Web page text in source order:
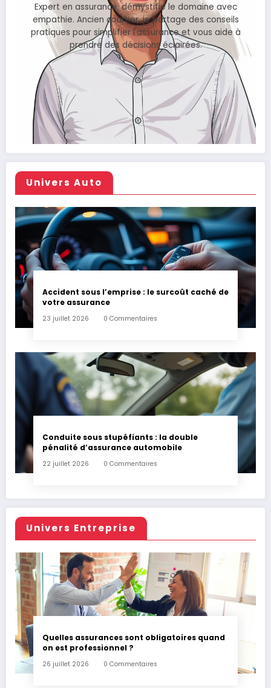
Expert en assurance, démystifie le domaine avec
empathie. Ancien courtier, je partage des conseils
pratiques pour simplifier l'assurance et vous aide à
prendre des décisions éclairées.
Univers Auto
Accident sous l’emprise : le surcoût caché de
votre assurance
23 juillet 2026 0 Commentaires
Conduite sous stupéfiants : la double
pénalité d’assurance automobile
22 juillet 2026 0 Commentaires
Univers Entreprise
Quelles assurances sont obligatoires quand
on est professionnel ?
26 juillet 2026 0 Commentaires